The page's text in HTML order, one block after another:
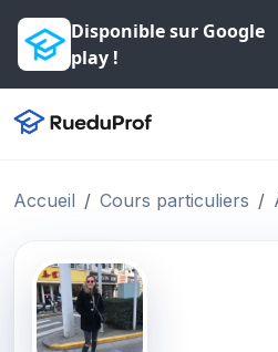
Disponible sur Google
play !
Accueil Cours particuliers